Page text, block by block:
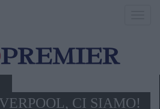
CI SIAMO!